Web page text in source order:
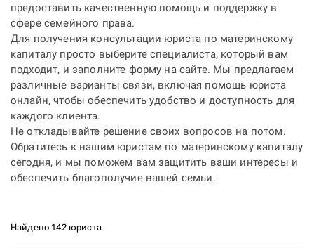
предоставить качественную помощь и поддержку в
сфере семейного права.
Для получения консультации юриста по материнскому
капиталу просто выберите специалиста, который вам
подходит, и заполните форму на сайте. Мы предлагаем
различные варианты связи, включая помощь юриста
онлайн, чтобы обеспечить удобство и доступность для
каждого клиента.
Не откладывайте решение своих вопросов на потом.
Обратитесь к нашим юристам по материнскому капиталу
сегодня, и мы поможем вам защитить ваши интересы и
обеспечить благополучие вашей семьи.
Найдено 142 юриста